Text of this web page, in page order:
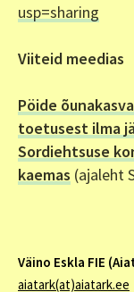
usp=sharing
Viiteid meedias
Pöide
toetusest ilma
Sordiehtsuse
kaemas (ajaleht
Väino Eskla FIE
aiatark(at)aiatark.ee